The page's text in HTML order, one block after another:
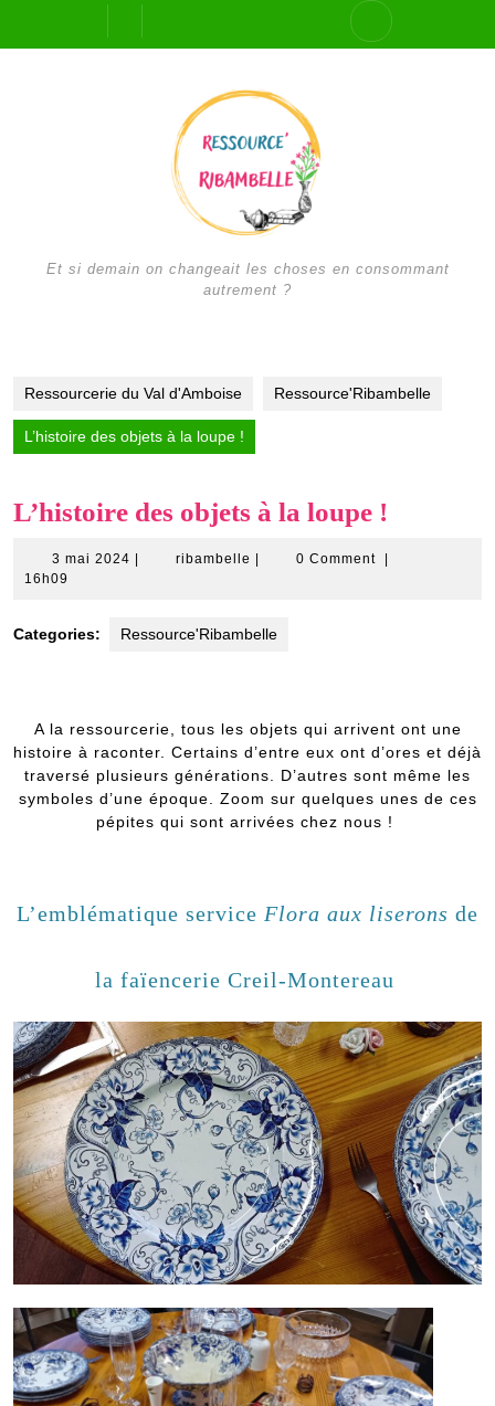
Open
Et si demain on changeait les choses en consommant
autrement ?
Ressourcerie du Val d'Amboise Ressource'Ribambelle
L’histoire des objets à la loupe !
L’histoire des objets à la loupe !
3 mai 2024 3
ribambelle ribambelle0 Comment
16h09
Categories: Ressource'Ribambelle
A la ressourcerie, tous les objets qui arrivent ont une
histoire à raconter. Certains d’entre eux ont d’ores et déjà
traversé plusieurs générations. D’autres sont même les
symboles d’une époque. Zoom sur quelques unes de ces
pépites qui sont arrivées chez nous !
L’emblématique service Flora aux liserons de
la faïencerie Creil-Montereau